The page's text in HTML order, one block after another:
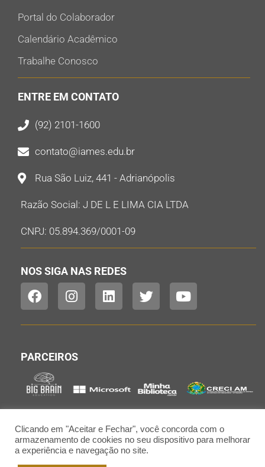
Portal do Colaborador
Calendário Acadêmico
Trabalhe Conosco
ENTRE EM CONTATO
(92) 2101-1600
contato@iames.edu.br
Rua São Luiz, 441 - Adrianópolis
Razão Social: J DE L E LIMA CIA LTDA
CNPJ: 05.894.369/0001-09
NOS SIGA NAS REDES
PARCEIROS
Clicando em "Aceitar e Fechar", você concorda com o
armazenamento de cookies no seu dispositivo para melhorar
a experiência e navegação no site.